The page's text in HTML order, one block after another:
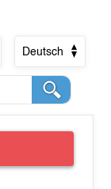
Deutsch